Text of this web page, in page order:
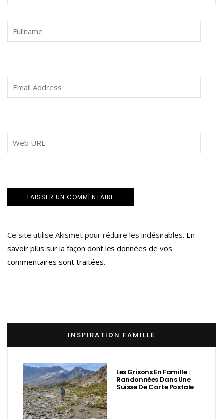
Ce site utilise Akismet pour réduire les indésirables. En
savoir plus sur la façon dont les données de vos
commentaires sont traitées.
INSPIRATION FAMILLE
Les Grisons En Famille :
Randonnées Dans Une
Suisse De Carte Postale